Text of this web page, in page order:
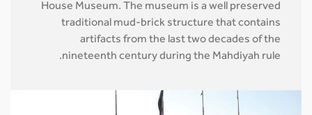
House Museum. The museum is a well preserved
traditional mud-brick structure that contains
artifacts from the last two decades of the
nineteenth century during the Mahdiyah rule.